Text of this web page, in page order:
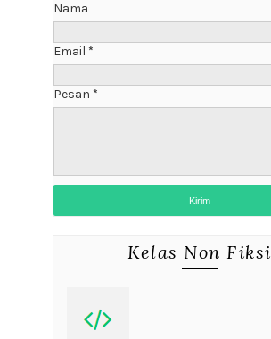
Nama
Email *
Pesan *
Kelas Non Fiksi